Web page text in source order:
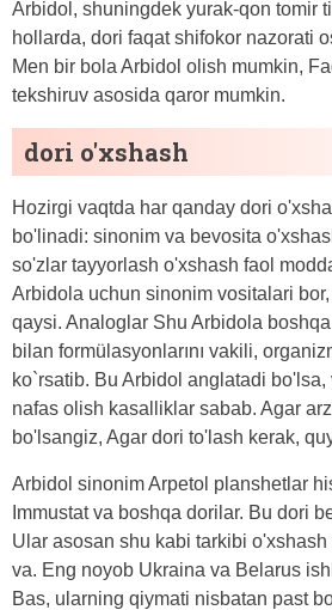
Arbidol, shuningdek yurak-qon tomir
hollarda, dori faqat shifokor nazorati
Men bir bola Arbidol olish mumkin,
tekshiruv asosida qaror mumkin.
dori o'xshash
Hozirgi vaqtda har qanday dori
bo'linadi: sinonim va bevosita
so'zlar tayyorlash o'xshash faol
Arbidola uchun sinonim vositalari
qaysi. Analoglar Shu Arbidola
bilan formülasyonlarını vakili,
ko`rsatib. Bu Arbidol anglatadi
nafas olish kasalliklar sabab. Agar
bo'lsangiz, Agar dori to'lash kerak,
Arbidol sinonim Arpetol planshetlar
Immustat va boshqa dorilar. Bu dori
Ular asosan shu kabi tarkibi
va. Eng noyob Ukraina va Belarus
Bas, ularning qiymati nisbatan past